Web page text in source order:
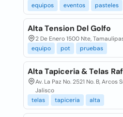
equipos
eventos pasteles
Alta Tension Del Golfo
2 De Enero 1500 Nte,
equipo
pot pruebas
Alta Tapiceria & Telas
Av. La Paz No. 2521 No. B,
Jalisco
telas
tapiceria alta